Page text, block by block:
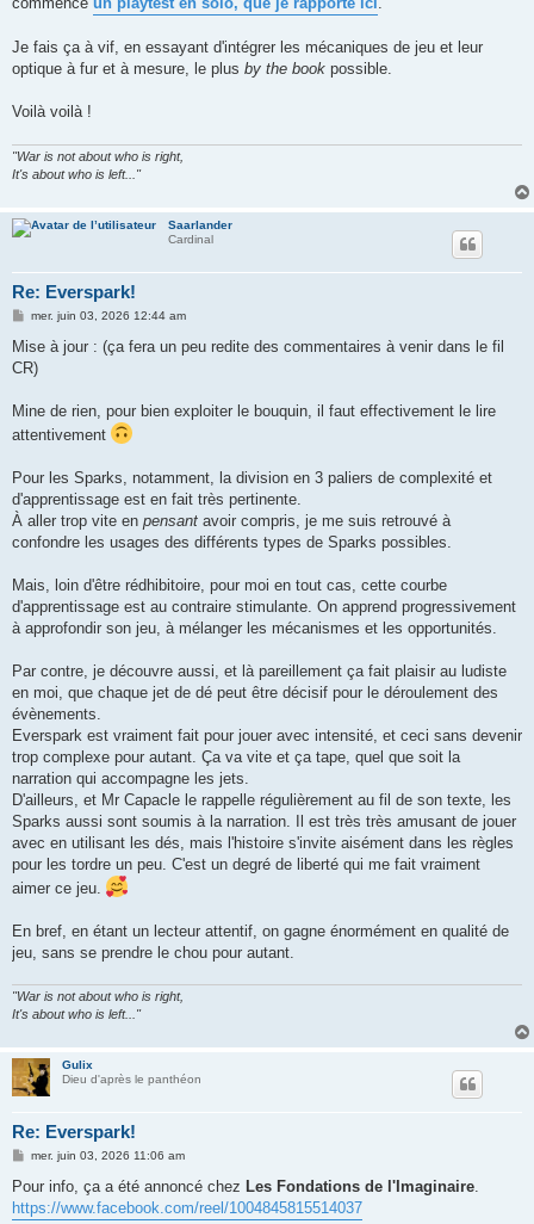
a
Je fais ça à vif, en essayant d'intégrer les mécaniques de jeu et leur
optique à fur et à mesure, le plus by the book possible.
Voilà voilà !
"War is not about who is right,
It's about who is left..."
Saarlander
Cardinal
Re: Everspark!
M
s
a
mer. juin 03, 2026 12:44 am
Mise à jour : (ça fera un peu redite des commentaires à venir dans le fil
CR)
Mine de rien, pour bien exploiter le bouquin, il faut effectivement le lire
attentivement
Pour les Sparks, notamment, la division en 3 paliers de complexité et
d'apprentissage est en fait très pertinente.
À aller trop vite en pensant avoir compris, je me suis retrouvé à
confondre les usages des différents types de Sparks possibles.
Mais, loin d'être rédhibitoire, pour moi en tout cas, cette courbe
d'apprentissage est au contraire stimulante. On apprend progressivement
à approfondir son jeu, à mélanger les mécanismes et les opportunités.
Par contre, je découvre aussi, et là pareillement ça fait plaisir au ludiste
en moi, que chaque jet de dé peut être décisif pour le déroulement des
évènements.
Everspark est vraiment fait pour jouer avec intensité, et ceci sans devenir
trop complexe pour autant. Ça va vite et ça tape, quel que soit la
narration qui accompagne les jets.
D'ailleurs, et Mr Capacle le rappelle régulièrement au fil de son texte, les
Sparks aussi sont soumis à la narration. Il est très très amusant de jouer
avec en utilisant les dés, mais l'histoire s'invite aisément dans les règles
pour les tordre un peu. C'est un degré de liberté qui me fait vraiment
aimer ce jeu.
En bref, en étant un lecteur attentif, on gagne énormément en qualité de
jeu, sans se prendre le chou pour autant.
"War is not about who is right,
It's about who is left..."
Gulix
Dieu d'après le panthéon
Re: Everspark!
M
s
a
mer. juin 03, 2026 11:06 am
Pour info, ça a été annoncé chez Les Fondations de l'Imaginaire
https://www.facebook.com/reel/1004845815514037